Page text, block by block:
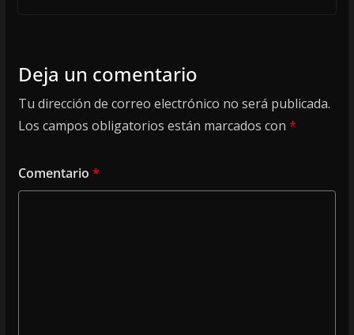
Deja un comentario
Tu dirección de correo electrónico no será publicada.
Los campos obligatorios están marcados con *
Comentario *